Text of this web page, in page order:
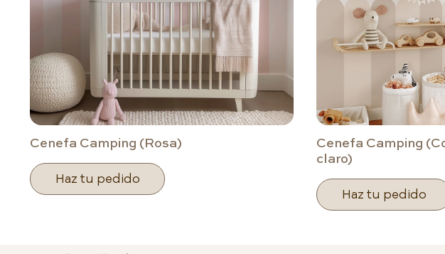
Cenefa Camping (Rosa)
Haz tu pedido
Cenefa Camping
claro)
Haz tu pedido